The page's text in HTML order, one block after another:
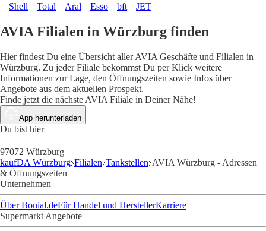
Shell Total Aral Esso bft JET
AVIA Filialen in Würzburg finden
Hier findest Du eine Übersicht aller AVIA Geschäfte und Filialen in
Würzburg. Zu jeder Filiale bekommst Du per Klick weitere
Informationen zur Lage, den Öffnungszeiten sowie Infos über
Angebote aus dem aktuellen Prospekt.
Finde jetzt die nächste AVIA Filiale in Deiner Nähe!
App herunterladen
Du bist hier
97072 Würzburg
kaufDA Würzburg Filialen Tankstellen AVIA Würzburg - Adressen
& Öffnungszeiten
Unternehmen
Über Bonial.deFür Handel und HerstellerKarriere
Supermarkt Angebote